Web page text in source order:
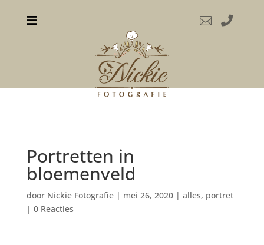
  
Portretten in
bloemenveld
door Nickie Fotografie| mei 26, 2020| alles, portret
| 0 Reacties